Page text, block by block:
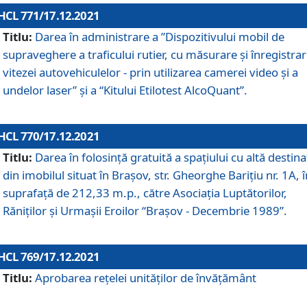
771/17.12.2021
Titlu: Darea în administrare a ”Dispozitivului mobil de
supraveghere a traficului rutier, cu măsurare și
vitezei autovehiculelor - prin utilizarea camerei video și a
undelor laser” și a “Kitului Etilotest AlcoQuant”.
770/17.12.2021
Titlu: Darea în folosinţă gratuită a spaţiului cu altă
din imobilul situat în Braşov, str. Gheorghe Bariţiu nr. 1A,
suprafaţă de 212,33 m.p., către Asociaţia Luptătorilor,
Răniţilor şi Urmaşii Eroilor “Braşov - Decembrie 1989”.
769/17.12.2021
Titlu: Aprobarea reţelei unităţilor de învăţământ